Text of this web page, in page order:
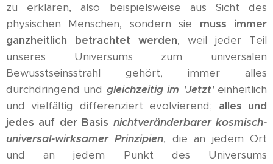
zu erklären, also beispielsweise aus Sicht des
physischen Menschen, sondern sie muss immer
ganzheitlich betrachtet werden, weil jeder Teil
unseres Universums zum universalen
Bewusstseinsstrahl gehört, immer alles
durchdringend und gleichzeitig im 'Jetzt'einheitlich
und vielfältig differenziert evolvierend; alles und
jedes auf der Basis nichtveränderbarer kosmisch-
universal-wirksamer Prinzipien, die an jedem Ort
und an jedem Punkt des Universums